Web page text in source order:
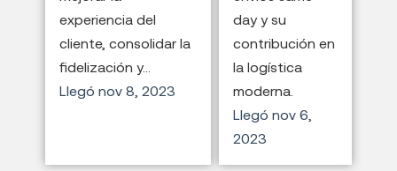
experiencia del
cliente, consolidar la
fidelización y...
Llegónov 8, 2023
day y su
contribución en
la logística
moderna.
Llegó nov 6,
2023